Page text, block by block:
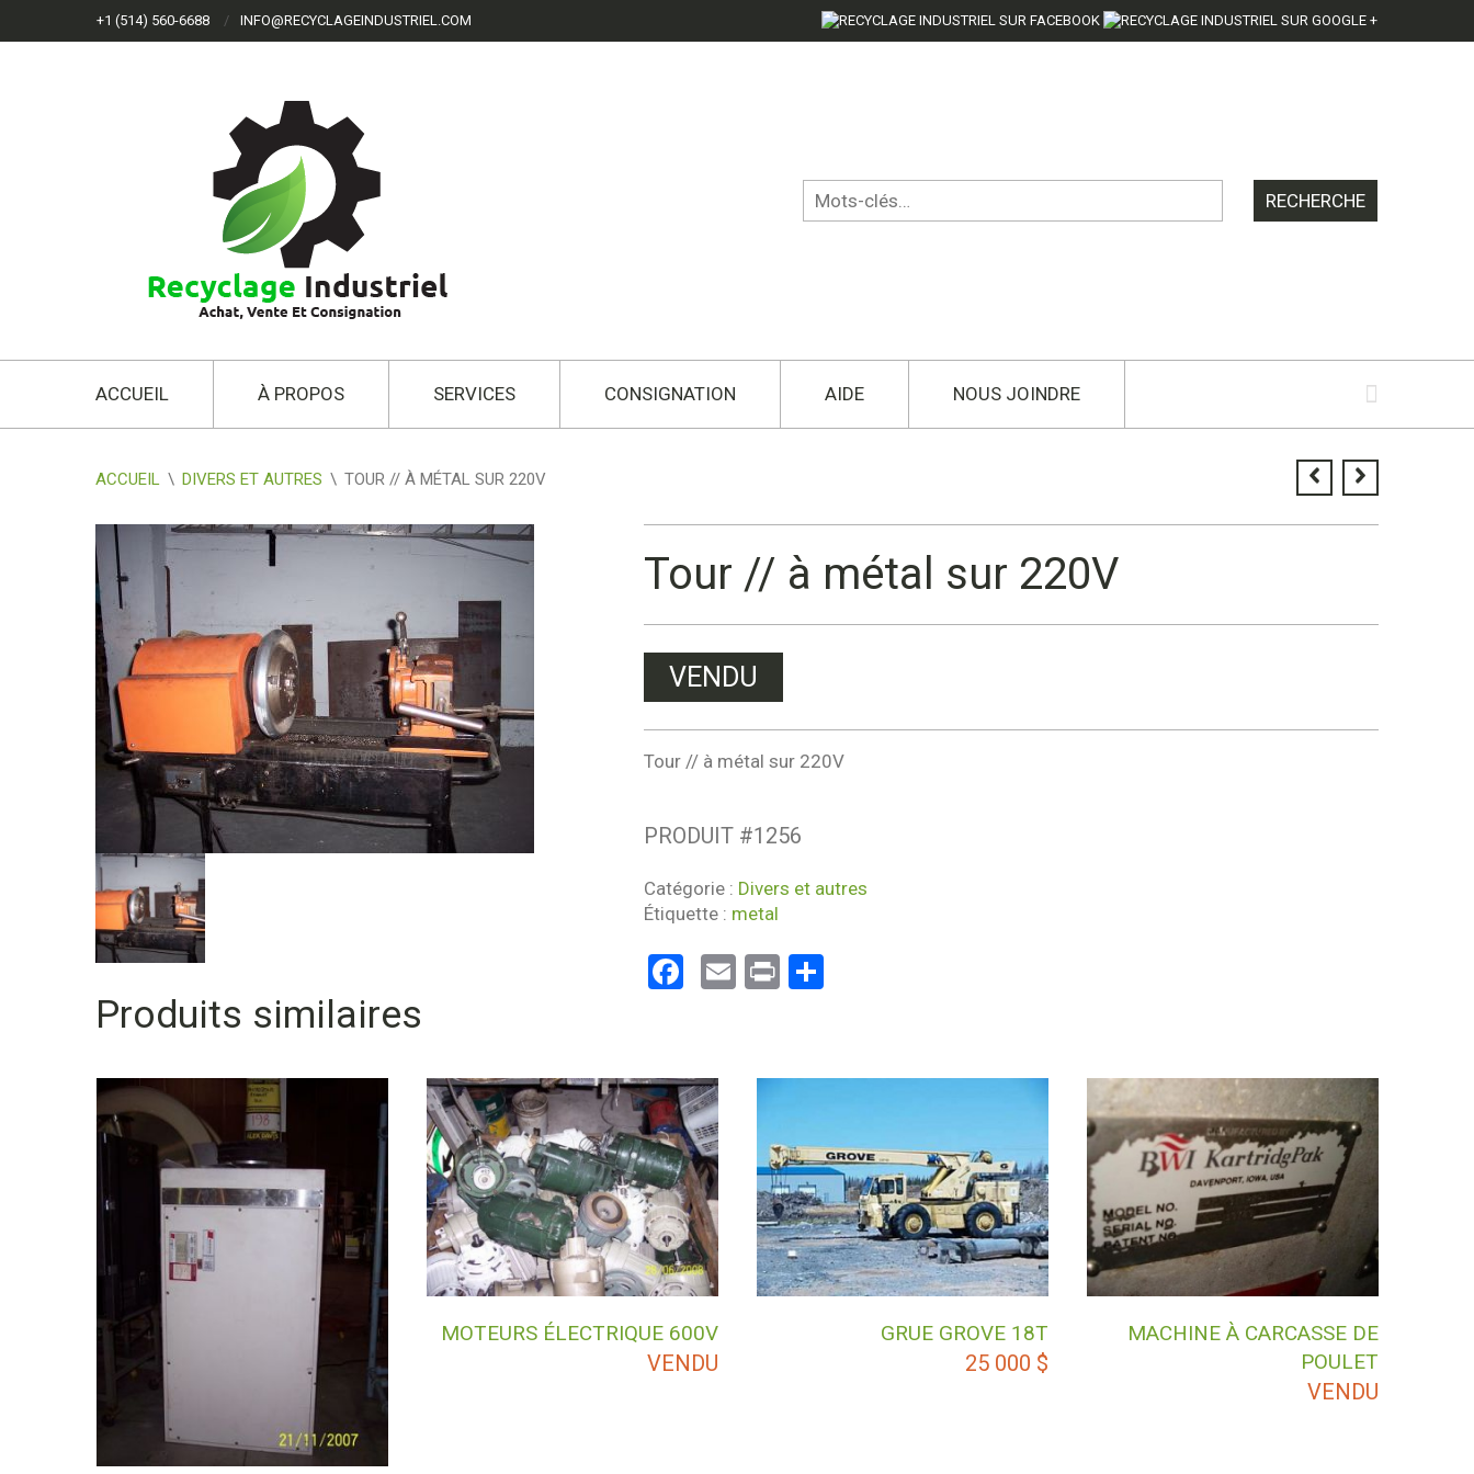
+1 (514) 560-6688 INFO@RECYCLAGEINDUSTRIEL.COM
ACCUEIL À PROPOS SERVICES CONSIGNATION AIDE NOUS JOINDRE
ACCUEIL \ DIVERS ET AUTRES \ TOUR // À MÉTAL SUR 220V
Tour // à métal sur 220V
VENDU
Tour // à métal sur 220V
PRODUIT #1256
Catégorie : Divers et autres
Étiquette : metal
Facebook
Email
PrintPartager
Produits similaires
MOTEURS ÉLECTRIQUE 600V
VENDU
GRUE GROVE 18T
25 000 $
MACHINE À CARCASSE DE
POULET
VENDU